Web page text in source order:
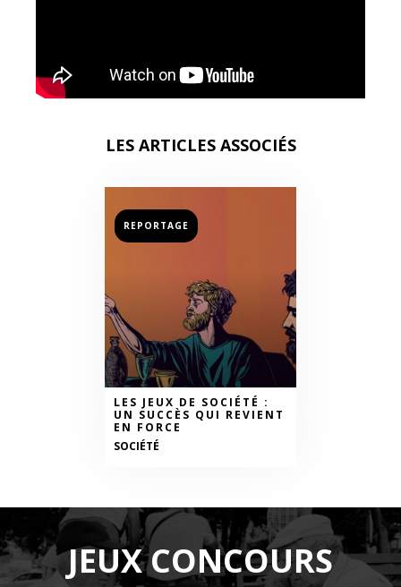
LES ARTICLES ASSOCIÉS
LES JEUX DE SOCIÉTÉ :
UN SUCCÈS QUI REVIENT
EN FORCE
SOCIÉTÉ
REPORTAGE
JEUX CONCOURS